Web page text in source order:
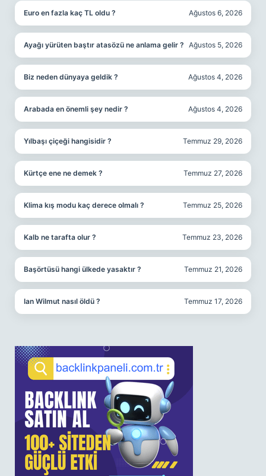
Euro en fazla kaç TL oldu ? Ağustos 6, 2026
Ayağı yürüten baştır atasözü ne anlama gelir ? Ağustos 5, 2026
Biz neden dünyaya geldik ? Ağustos 4, 2026
Arabada en önemli şey nedir ? Ağustos 4, 2026
Yılbaşı çiçeği hangisidir ? Temmuz 29, 2026
Kürtçe ene ne demek ? Temmuz 27, 2026
Klima kış modu kaç derece olmalı ? Temmuz 25, 2026
Kalb ne tarafta olur ? Temmuz 23, 2026
Başörtüsü hangi ülkede yasaktır ? Temmuz 21, 2026
Ian Wilmut nasıl öldü ? Temmuz 17, 2026